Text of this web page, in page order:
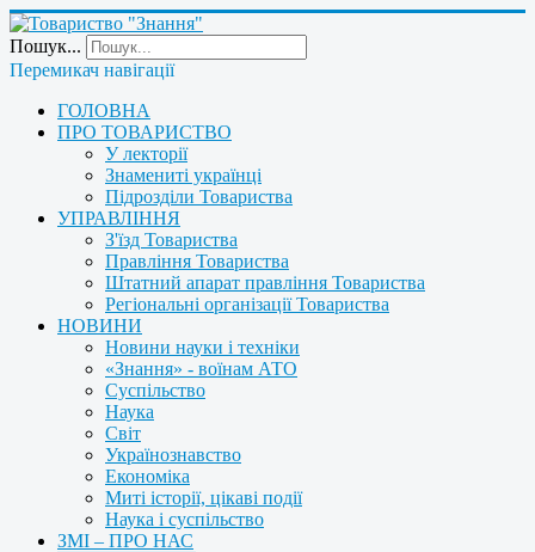
Пошук...
Перемикач навігації
ГОЛОВНА
ПРО ТОВАРИСТВО
У лекторії
Знамениті українці
Підрозділи Товариства
УПРАВЛІННЯ
З'їзд Товариства
Правління Товариства
Штатний апарат правління Товариства
Регіональні організації Товариства
НОВИНИ
Новини науки і техніки
«Знання» - воїнам АТО
Суспільство
Наука
Світ
Українознавство
Економіка
Миті історії, цікаві події
Наука і суспільство
ЗМІ – ПРО НАС